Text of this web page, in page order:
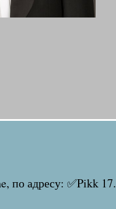
по адресу: ✅Pikk 17.